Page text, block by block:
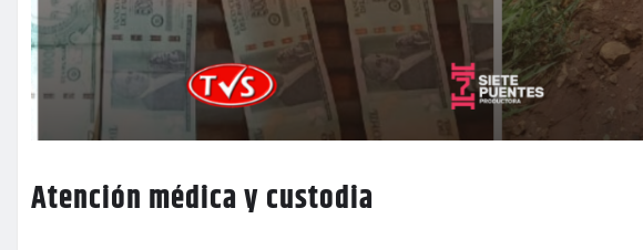
Atención médica y custodia